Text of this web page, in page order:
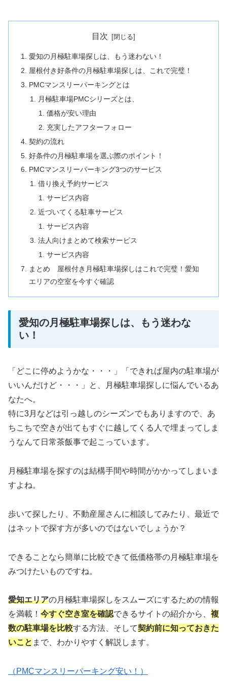
目次
愛知の月極駐車場探しは、もう迷わない！
屋根付き好条件の月極駐車場探しは、これで完璧！
PMCマンスリーパーキングとは
月極駐車場PMCシリーズとは、
価格が安い理由
充実したアフターフォロー
契約の流れ
好条件の月極駐車場を選ぶ際のポイント！
PMCマンスリーパーキング3つのサービス
借り換え予約サービス
サービス内容
近づいてくる駐車サービス
サービス内容
法人向けまとめて検索サービス
サービス内容
まとめ 屋根付き月極駐車場探しはこれで完璧！愛知
エリアの空室を今すぐ確認
愛知の月極駐車場探しは、もう迷わな
い！
「どこに停めようかな・・・」「できれば屋内の駐車場が
いいんだけど・・・」と、月極駐車場探しに悩んでいるあ
なたへ。
特に3月などは引っ越しのシーズンでもありますので、あ
ちこちで空きが出てもすぐに越してくる人で埋まってしま
うなんて日常茶飯事で起こっています。
月極駐車場を探すのは結構手間や時間がかかってしまいま
すよね。
歩いて探したり、不動産屋さんに相談してみたり、最近で
はネットで探す方が多いのではないでしょうか？
できることなら簡単に比較できて低価格帯の月極駐車場を
みつけたいものですね。
愛知エリアの月極駐車場探しをスムーズにするための情報
を満載！ 今すぐ空き室を確認できるサイトの紹介から、 複
数の駐車場を比較する方法、そして契約前に知っておきた
いこと まで、わかりやすく解説します。
（PMCマンスリーパーキング安い！）